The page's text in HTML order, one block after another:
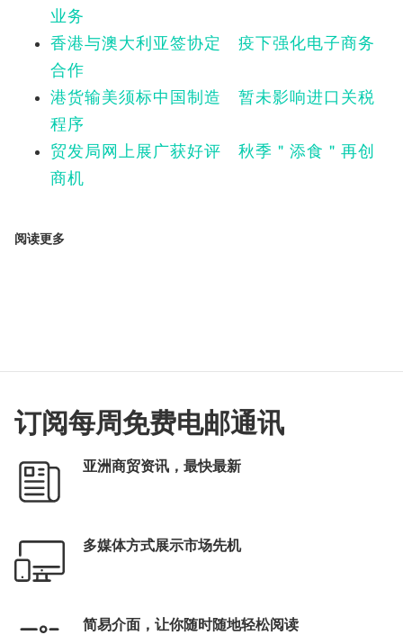
业务
香港与澳大利亚签协定 疫下强化电子商务
合作
港货输美须标中国制造 暂未影响进口关税
程序
贸发局网上展广获好评 秋季＂添食＂再创
商机
阅读更多
订阅每周免费电邮通讯
亚洲商贸资讯，最快最新
多媒体方式展示市场先机
简易介面，让你随时随地轻松阅读